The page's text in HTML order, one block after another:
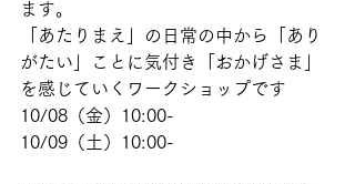
ます。
「あたりまえ」の日常の中から「あり
がたい」ことに気付き「おかげさま」
を感じていくワークショップです
10/08（金）10:00-
10/09（土）10:00-